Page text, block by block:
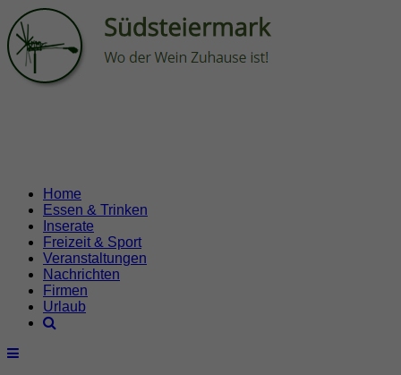
Home
Essen & Trinken
Inserate
Freizeit & Sport
Veranstaltungen
Nachrichten
Firmen
Urlaub